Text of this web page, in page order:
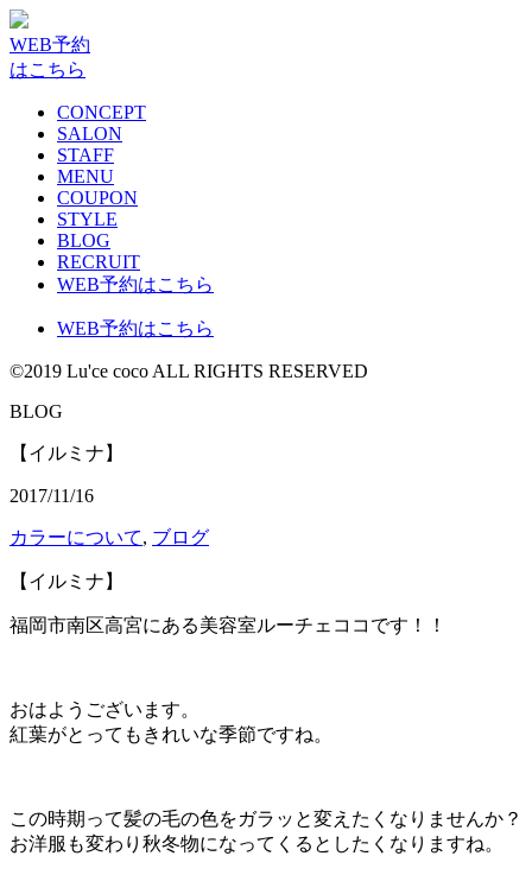
WEB予約
はこちら
CONCEPT
SALON
STAFF
MENU
COUPON
STYLE
BLOG
RECRUIT
WEB予約はこちら
WEB予約はこちら
©2019 Lu'ce coco ALL RIGHTS RESERVED
BLOG
【イルミナ】
2017/11/16
カラーについて, ブログ
【イルミナ】
福岡市南区高宮にある美容室ルーチェココです！！
おはようございます。
紅葉がとってもきれいな季節ですね。
この時期って髪の毛の色をガラッと変えたくなりませんか？
お洋服も変わり秋冬物になってくるとしたくなりますね。